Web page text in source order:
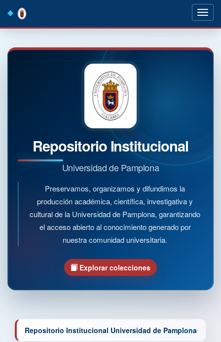
navigation
Repositorio Institucional
Universidad de Pamplona
Preservamos, organizamos y difundimos la
producción académica, científica, investigativa y
cultural de la Universidad de Pamplona, garantizando
el acceso abierto al conocimiento generado por
nuestra comunidad universitaria.
Explorar colecciones
Repositorio Institucional Universidad de Pamplona